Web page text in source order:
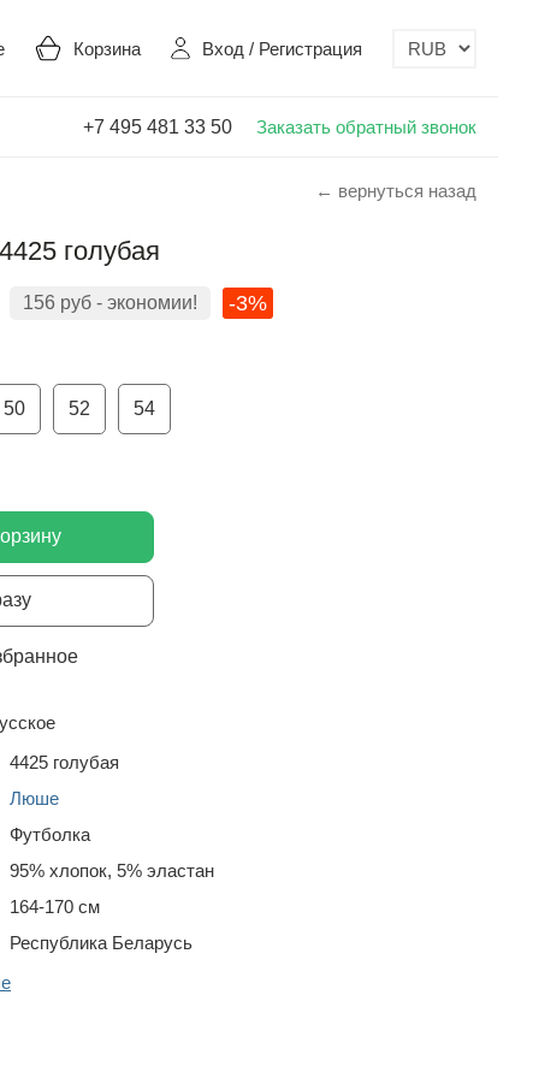
Корзина Вход / Регистрация
+7 495 481 33 50 Заказать обратный звонок
← вернуться назад
голубая
156 руб - экономии! -3%
50 52 54
4425 голубая
Люше
Футболка
95% хлопок, 5% эластан
164-170 см
Республика Беларусь